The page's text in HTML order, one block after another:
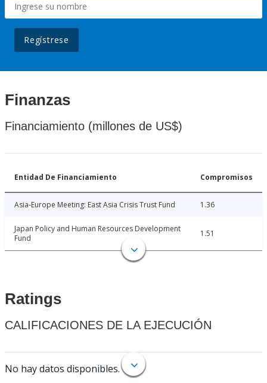
Regístrese
Finanzas
Financiamiento (millones de US$)
Entidad De Financiamiento Compromisos
Asia-Europe Meeting: East Asia Crisis Trust Fund 1.36
Japan Policy and Human Resources Development
Fund
1.51
Ratings
CALIFICACIONES DE LA EJECUCIÓN
No hay datos disponibles.